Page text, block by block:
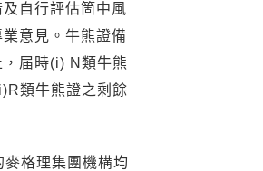
自行評估箇中風
意見。牛熊證備
届時(i) N類牛熊
類牛熊證之剩餘
格理集團機構均